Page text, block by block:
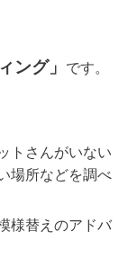
ング」 です。
トさんがいない
場所などを調べ
様替えのアドバ